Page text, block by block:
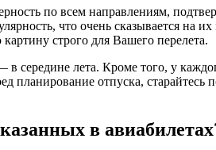
по всем направлениям,
что очень сказывается на
строго для Вашего перелета.
в середине лета. Кроме того, у
планирование отпуска,
в